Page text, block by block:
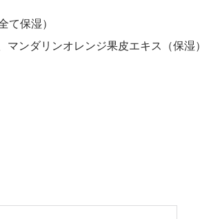
保湿）
ンダリンオレンジ果皮エキス（保湿）